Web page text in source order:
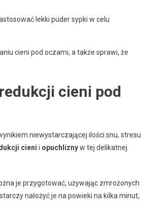
lekki puder sypki w celu
cieni pod oczami, a także sprawi, że
cieni pod
niewystarczającej ilości snu, stresu
cieni i opuchliznyw tej delikatnej
je przygotować, używając zmrożonych
nałożyć je na powieki na kilka minut,